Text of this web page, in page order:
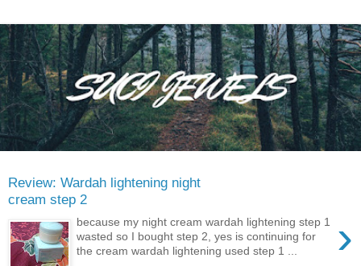
Review: Wardah lightening night
cream step 2
›
because my night cream wardah lightening step 1
wasted so I bought step 2, yes is continuing for
the cream wardah lightening used step 1 ...